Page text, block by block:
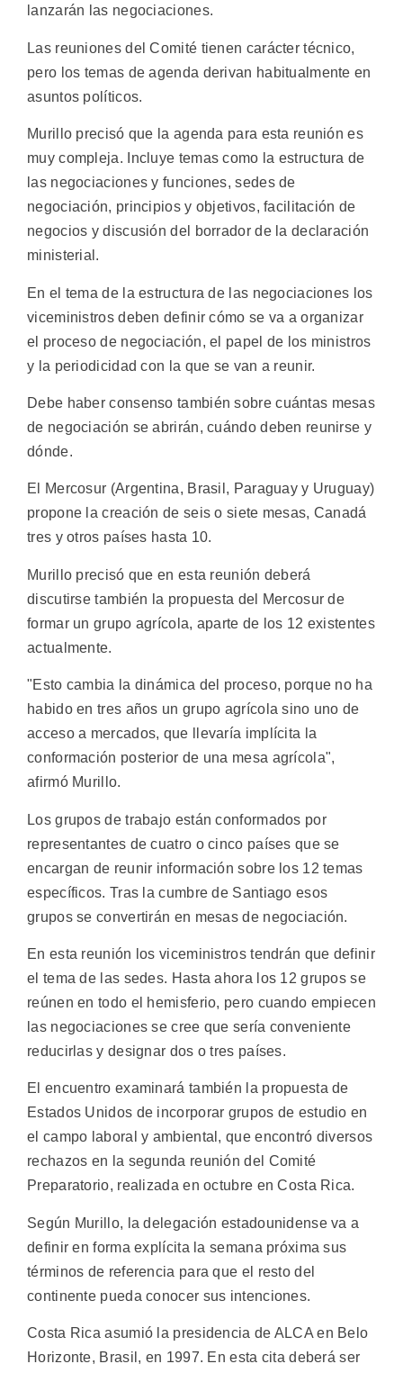
lanzarán las negociaciones.
Las reuniones del Comité tienen carácter técnico,
pero los temas de agenda derivan habitualmente en
asuntos políticos.
Murillo precisó que la agenda para esta reunión es
muy compleja. Incluye temas como la estructura de
las negociaciones y funciones, sedes de
negociación, principios y objetivos, facilitación de
negocios y discusión del borrador de la declaración
ministerial.
En el tema de la estructura de las negociaciones los
viceministros deben definir cómo se va a organizar
el proceso de negociación, el papel de los ministros
y la periodicidad con la que se van a reunir.
Debe haber consenso también sobre cuántas mesas
de negociación se abrirán, cuándo deben reunirse y
dónde.
El Mercosur (Argentina, Brasil, Paraguay y Uruguay)
propone la creación de seis o siete mesas, Canadá
tres y otros países hasta 10.
Murillo precisó que en esta reunión deberá
discutirse también la propuesta del Mercosur de
formar un grupo agrícola, aparte de los 12 existentes
actualmente.
"Esto cambia la dinámica del proceso, porque no ha
habido en tres años un grupo agrícola sino uno de
acceso a mercados, que llevaría implícita la
conformación posterior de una mesa agrícola",
afirmó Murillo.
Los grupos de trabajo están conformados por
representantes de cuatro o cinco países que se
encargan de reunir información sobre los 12 temas
específicos. Tras la cumbre de Santiago esos
grupos se convertirán en mesas de negociación.
En esta reunión los viceministros tendrán que definir
el tema de las sedes. Hasta ahora los 12 grupos se
reúnen en todo el hemisferio, pero cuando empiecen
las negociaciones se cree que sería conveniente
reducirlas y designar dos o tres países.
El encuentro examinará también la propuesta de
Estados Unidos de incorporar grupos de estudio en
el campo laboral y ambiental, que encontró diversos
rechazos en la segunda reunión del Comité
Preparatorio, realizada en octubre en Costa Rica.
Según Murillo, la delegación estadounidense va a
definir en forma explícita la semana próxima sus
términos de referencia para que el resto del
continente pueda conocer sus intenciones.
Costa Rica asumió la presidencia de ALCA en Belo
Horizonte, Brasil, en 1997. En esta cita deberá ser